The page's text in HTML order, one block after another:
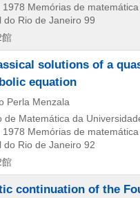
1978 Memórias de
do Rio de Janeiro 99
館
solutions of a
equation
Perla Menzala
de Matemática da
1978 Memórias de
do Rio de Janeiro 92
館
continuation of the